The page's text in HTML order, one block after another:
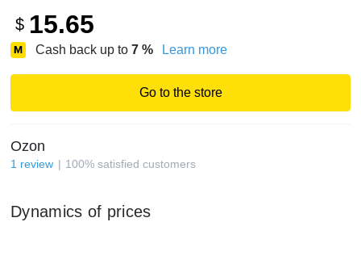
$ 15.65
Cash back up to 7 % Learn more
Go to the store
Ozon
1 review 100% satisfied customers
Dynamics of prices